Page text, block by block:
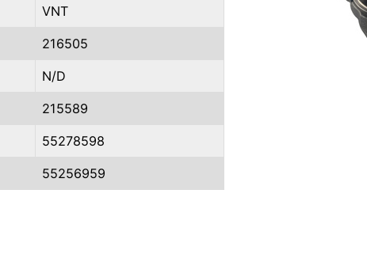
VNT
216505
N/D
215589
55278598
55256959